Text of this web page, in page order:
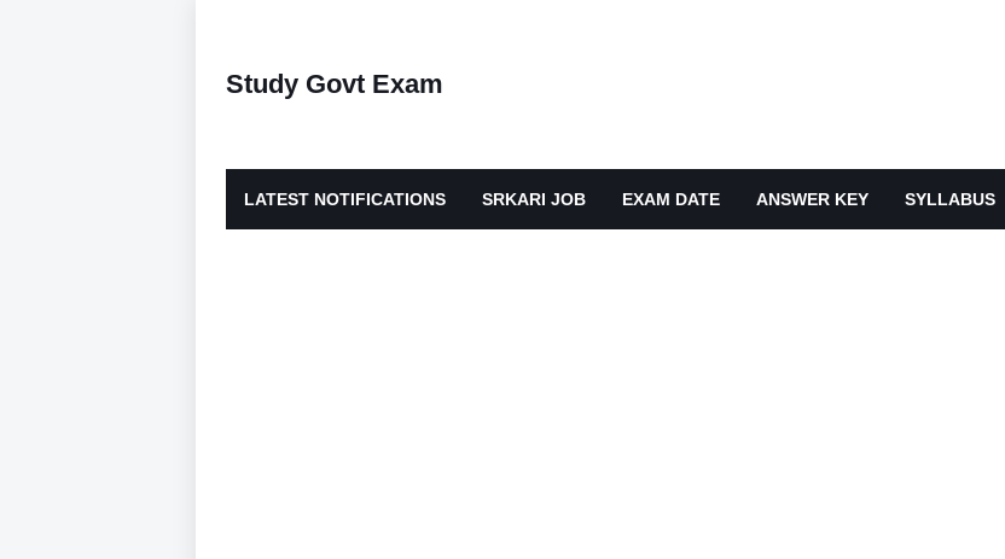
Study Govt Exam
LATEST NOTIFICATIONS SRKARI JOB EXAM DATE ANSWER KEY SYLLABUS